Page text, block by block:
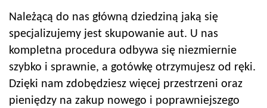
Należącą do nas główną dziedziną jaką się
specjalizujemy jest skupowanie aut. U nas
kompletna procedura odbywa się niezmiernie
szybko i sprawnie, a gotówkę otrzymujesz od ręki.
Dzięki nam zdobędziesz więcej przestrzeni oraz
pieniędzy na zakup nowego i poprawniejszego